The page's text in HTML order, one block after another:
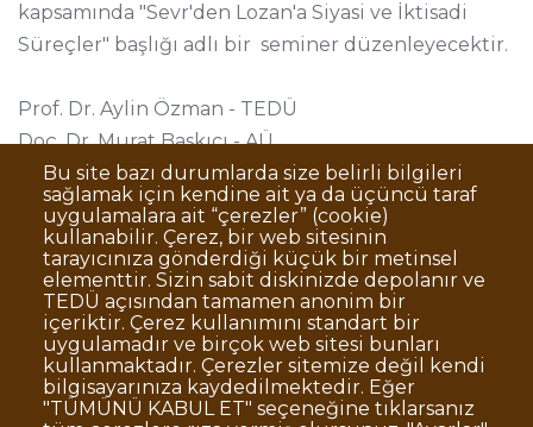
kapsamında "Sevr'den Lozan'a Siyasi ve İktisadi
Süreçler" başlığı adlı bir seminer düzenleyecektir.
Prof. Dr. Aylin Özman - TEDÜ
Doç. Dr. Murat Baskıcı - AÜ
Ar. Gör. Emre Demir - TEDÜ
Bu site bazı durumlarda size belirli bilgileri
sağlamak için kendine ait ya da üçüncü taraf
uygulamalara ait “çerezler” (cookie)
kullanabilir. Çerez, bir web sitesinin
tarayıcınıza gönderdiği küçük bir metinsel
elementtir. Sizin sabit diskinizde depolanır ve
TEDÜ açısından tamamen anonim bir
içeriktir. Çerez kullanımını standart bir
uygulamadır ve birçok web sitesi bunları
kullanmaktadır. Çerezler sitemize değil kendi
bilgisayarınıza kaydedilmektedir. Eğer
"TÜMÜNÜ KABUL ET" seçeneğine tıklarsanız
Dipnot
Sıkça Sorulan Sorular
Kişisel Verilerin Korunması
Gizlilik Politikası
Sorumluluk Reddi
Açık Rıza
Kurumsal Kimlik